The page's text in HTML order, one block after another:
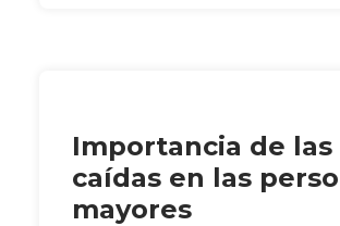
Importancia de las
caídas en las
mayores